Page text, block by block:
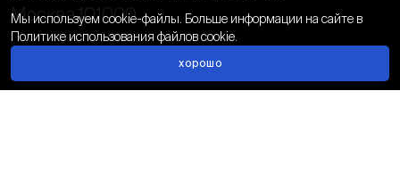
У нас есть открытые вакансии!
Москва,101000
Мы используем cookie-файлы. Больше информации на сайте в
Политике использования файлов cookie.
хорошо